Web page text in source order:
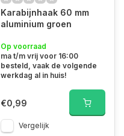
Karabijnhaak 60 mm
aluminium groen
Op voorraad
ma t/m vrij voor 16:00
besteld, vaak de volgende
werkdag al in huis!
€0,99
Vergelijk